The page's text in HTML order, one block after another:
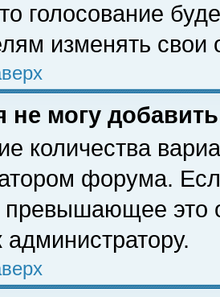
голосование
изменять свои
не могу
количества
форума.
превышающее это